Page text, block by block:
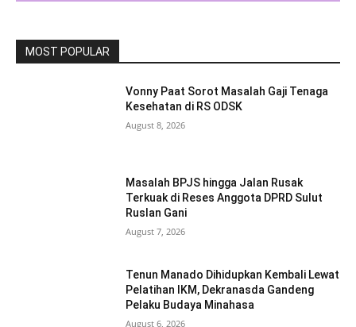
MOST POPULAR
Vonny Paat Sorot Masalah Gaji Tenaga
Kesehatan di RS ODSK
August 8, 2026
Masalah BPJS hingga Jalan Rusak
Terkuak di Reses Anggota DPRD Sulut
Ruslan Gani
August 7, 2026
Tenun Manado Dihidupkan Kembali Lewat
Pelatihan IKM, Dekranasda Gandeng
Pelaku Budaya Minahasa
August 6, 2026